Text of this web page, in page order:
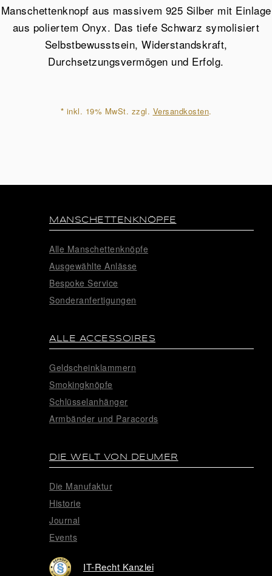
925
Manschettenknopf aus massivem 925 Silber mit Einlage
aus poliertem Onyx. Das tiefe Schwarz symolisiert
Selbstbewusstsein, Widerstandskraft,
Durchsetzungsvermögen und Erfolg.
* inkl. 19% MwSt. zzgl. Versandkosten.
MANSCHETTENKNÖPFE
Alle Manschettenknöpfe
Ausgewählte Anlässe
Bespoke Service
Sonderanfertigungen
ALLE ACCESSOIRES
Geldscheinklammern
Smokingknöpfe
Schlüsselanhänger
Armbänder und Paracords
DIE WELT VON DEUMER
Die Manufaktur
Historie
Journal
Events
IT-Recht Kanzlei